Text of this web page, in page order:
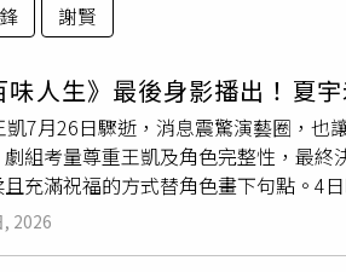
謝賢
味人生》最後身影播出！夏
7月26日驟逝，消息震驚演藝圈，也
組考量尊重王凱及角色完整性，最
充滿祝福的方式替角色畫下句點。4
情感感染不少觀眾，播出後也掀起
。劇中，夏宇禾飾演的「繁星」得知
2026